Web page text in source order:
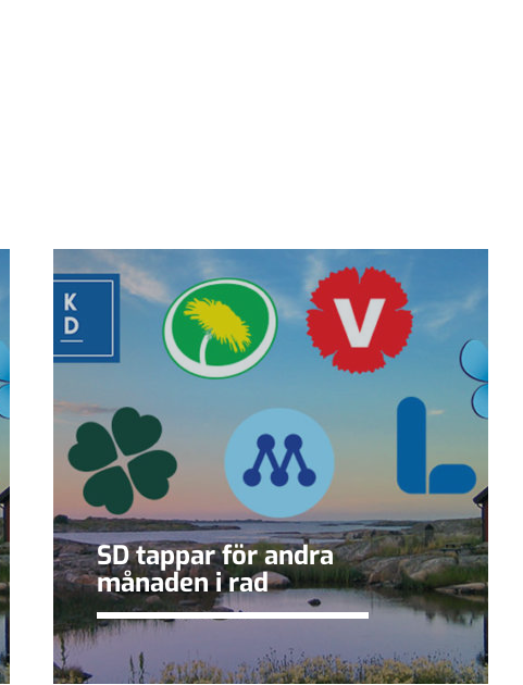
SD tappar för andra
månaden i rad